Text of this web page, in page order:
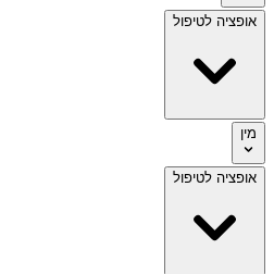
אופציה לטיפול
מין
אופציה לטיפול